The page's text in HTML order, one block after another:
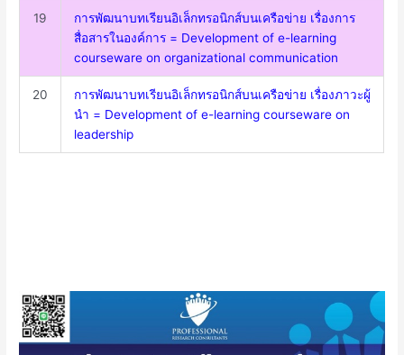
19
การพัฒนาบทเรียนอิเล็กทรอนิกส์บนเครือข่าย เรื่องการ
สื่อสารในองค์การ = Development of e-learning
courseware on organizational communication
20
การพัฒนาบทเรียนอิเล็กทรอนิกส์บนเครือข่าย เรื่องภาวะผู้
นํา = Development of e-learning courseware on
leadership